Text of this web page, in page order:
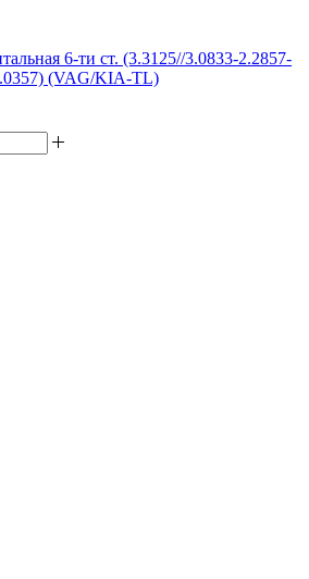
6-ти ст. (3.3125//3.0833-2.2857-
(VAG/KIA-TL)